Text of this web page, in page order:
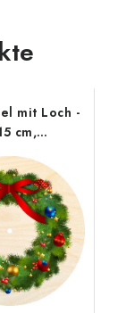
mit Loch -
cm,